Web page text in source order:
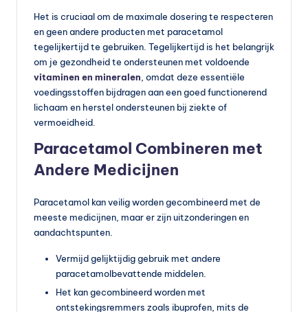
Het is cruciaal om de maximale dosering te respecteren
en geen andere producten met paracetamol
tegelijkertijd te gebruiken. Tegelijkertijd is het belangrijk
om je gezondheid te ondersteunen met voldoende
vitaminen en mineralen, omdat deze essentiële
voedingsstoffen bijdragen aan een goed functionerend
lichaam en herstel ondersteunen bij ziekte of
vermoeidheid.
Paracetamol Combineren met
Andere Medicijnen
Paracetamol kan veilig worden gecombineerd met de
meeste medicijnen, maar er zijn uitzonderingen en
aandachtspunten.
Vermijd gelijktijdig gebruik met andere
paracetamolbevattende middelen.
Het kan gecombineerd worden met
ontstekingsremmers zoals ibuprofen, mits de